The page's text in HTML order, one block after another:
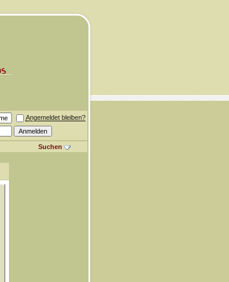
Angemeldet bleiben?
Suchen